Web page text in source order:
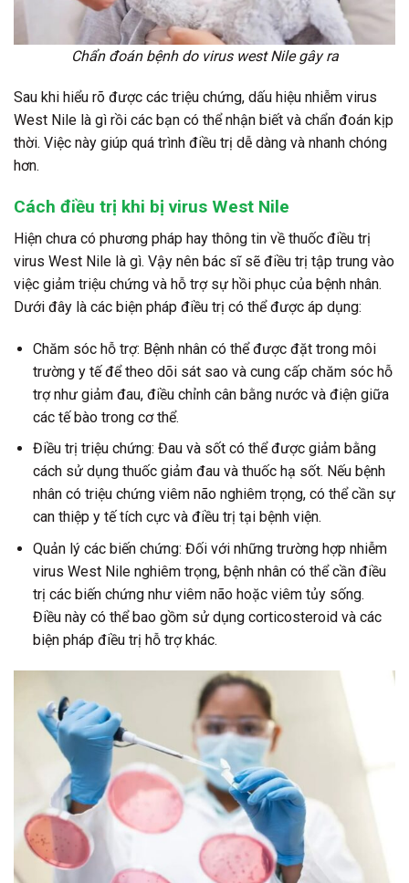
Chẩn đoán bệnh do virus west Nile gây ra
Sau khi hiểu rõ được các triệu chứng, dấu hiệu nhiễm virus
West Nile là gì rồi các bạn có thể nhận biết và chẩn đoán kịp
thời. Việc này giúp quá trình điều trị dễ dàng và nhanh chóng
hơn.
Cách điều trị khi bị virus West Nile
Hiện chưa có phương pháp hay thông tin về thuốc điều trị
virus West Nile là gì. Vậy nên bác sĩ sẽ điều trị tập trung vào
việc giảm triệu chứng và hỗ trợ sự hồi phục của bệnh nhân.
Dưới đây là các biện pháp điều trị có thể được áp dụng:
Chăm sóc hỗ trợ: Bệnh nhân có thể được đặt trong môi
trường y tế để theo dõi sát sao và cung cấp chăm sóc hỗ
trợ như giảm đau, điều chỉnh cân bằng nước và điện giữa
các tế bào trong cơ thể.
Điều trị triệu chứng: Đau và sốt có thể được giảm bằng
cách sử dụng thuốc giảm đau và thuốc hạ sốt. Nếu bệnh
nhân có triệu chứng viêm não nghiêm trọng, có thể cần sự
can thiệp y tế tích cực và điều trị tại bệnh viện.
Quản lý các biến chứng: Đối với những trường hợp nhiễm
virus West Nile nghiêm trọng, bệnh nhân có thể cần điều
trị các biến chứng như viêm não hoặc viêm tủy sống.
Điều này có thể bao gồm sử dụng corticosteroid và các
biện pháp điều trị hỗ trợ khác.